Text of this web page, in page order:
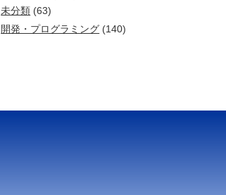
未分類 (63)
開発・プログラミング (140)